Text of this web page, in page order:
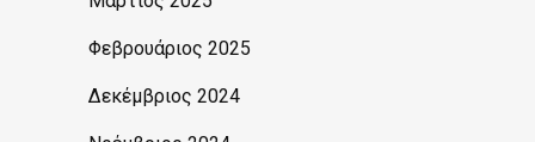
Φεβρουάριος 2025
Δεκέμβριος 2024